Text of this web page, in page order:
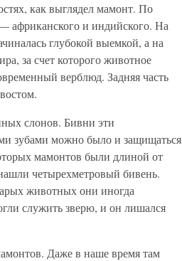
как выглядел мамонт. По
африканского и индийского. На
глубокой выемкой, а на
за счет которого животное
верблюд. Задняя часть
слонов. Бивни эти
зубами можно было и защищаться
мамонтов были длиной от
четырехметровый бивень.
животных они иногда
служить зверю, и он лишался
Даже в наше время там